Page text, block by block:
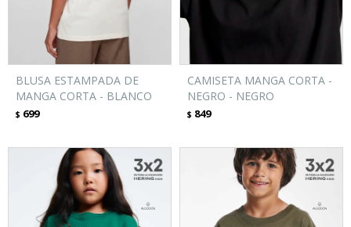
BLUSA ESTAMPADA DE
MANGA CORTA - BLANCO
$ 699
CAMISETA MANGA CORTA -
NEGRO - NEGRO
$ 849